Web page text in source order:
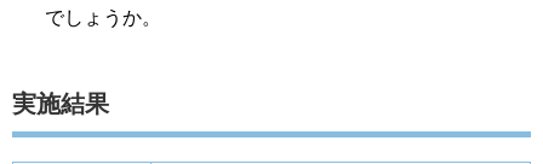
でしょうか。
実施結果